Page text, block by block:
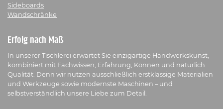
Sideboards
Wandschränke
Erfolg nach Maß
In unserer Tischlerei erwartet Sie einzigartige Handwerkskunst,
kombiniert mit Fachwissen, Erfahrung, Können und natürlich
Qualität. Denn wir nutzen ausschließlich erstklassige Materialien
und Werkzeuge sowie modernste Maschinen – und
selbstverständlich unsere Liebe zum Detail.